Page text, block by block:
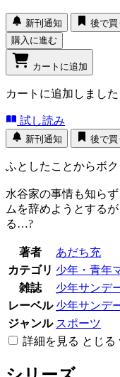
新刊通知
後で買
購入に進む
カートに追加
カートに追加しました
試し読み
新刊通知 後で買
ふとしたことからボ
水谷家の事情も知ら
ムを辞めようとする
る…?
著者
あだち充
カテゴリ 少年・青年
雑誌
少年サンデ
レーベル 少年サンデ
ジャンル スポーツ
詳細を見る とじる